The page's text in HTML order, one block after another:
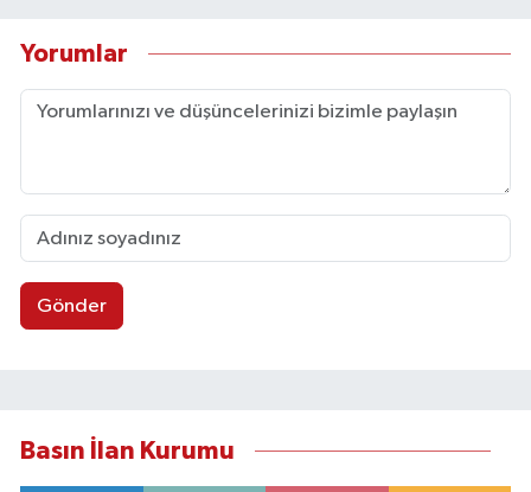
Yorumlar
Gönder
Basın İlan Kurumu